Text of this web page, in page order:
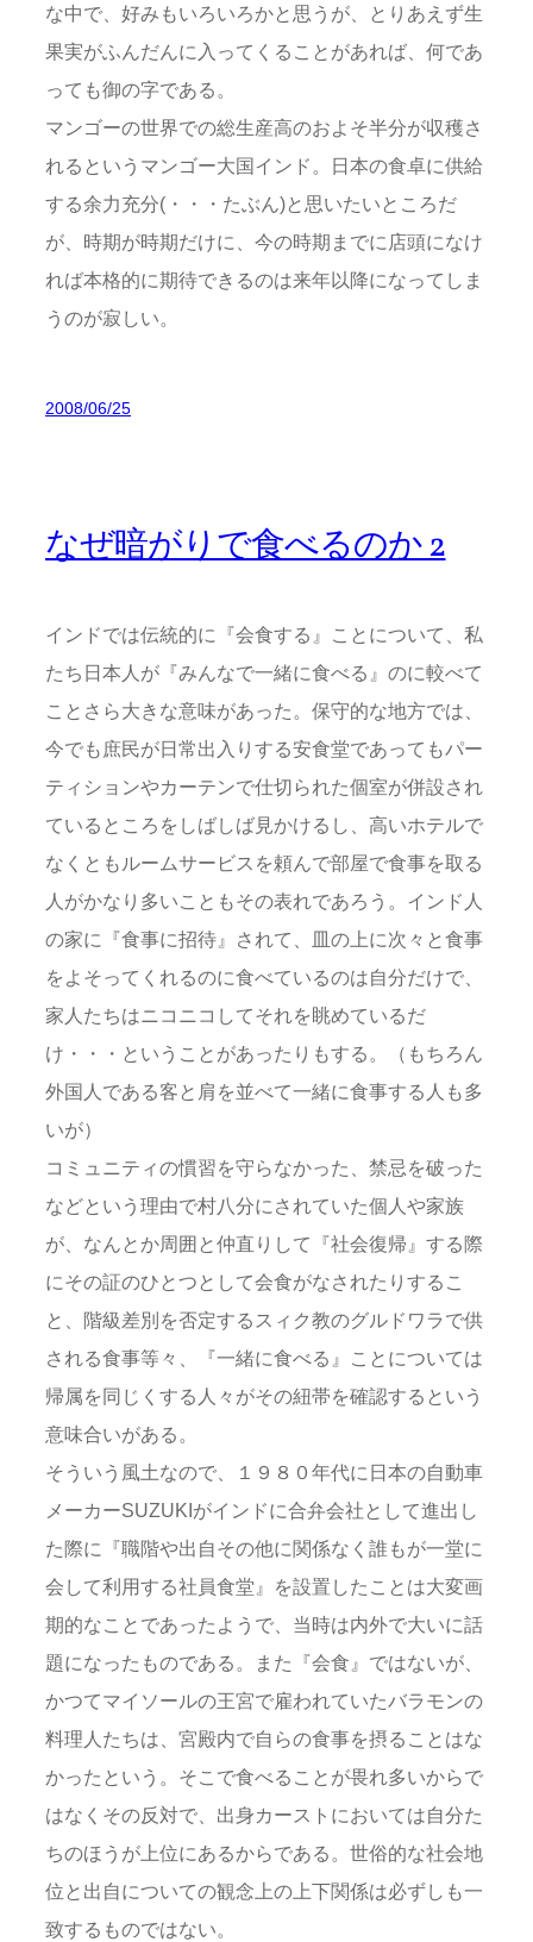
な中で、好みもいろいろかと思うが、とりあえず生
果実がふんだんに入ってくることがあれば、何であ
っても御の字である。
マンゴーの世界での総生産高のおよそ半分が収穫さ
れるというマンゴー大国インド。日本の食卓に供給
する余力充分(・・・たぶん)と思いたいところだ
が、時期が時期だけに、今の時期までに店頭になけ
れば本格的に期待できるのは来年以降になってしま
うのが寂しい。
2008/06/25
なぜ暗がりで食べるのか 2
インドでは伝統的に『会食する』ことについて、私
たち日本人が『みんなで一緒に食べる』のに較べて
ことさら大きな意味があった。保守的な地方では、
今でも庶民が日常出入りする安食堂であってもパー
ティションやカーテンで仕切られた個室が併設され
ているところをしばしば見かけるし、高いホテルで
なくともルームサービスを頼んで部屋で食事を取る
人がかなり多いこともその表れであろう。インド人
の家に『食事に招待』されて、皿の上に次々と食事
をよそってくれるのに食べているのは自分だけで、
家人たちはニコニコしてそれを眺めているだ
け・・・ということがあったりもする。（もちろん
外国人である客と肩を並べて一緒に食事する人も多
いが）
コミュニティの慣習を守らなかった、禁忌を破った
などという理由で村八分にされていた個人や家族
が、なんとか周囲と仲直りして『社会復帰』する際
にその証のひとつとして会食がなされたりするこ
と、階級差別を否定するスィク教のグルドワラで供
される食事等々、『一緒に食べる』ことについては
帰属を同じくする人々がその紐帯を確認するという
意味合いがある。
そういう風土なので、１９８０年代に日本の自動車
メーカーSUZUKIがインドに合弁会社として進出し
た際に『職階や出自その他に関係なく誰もが一堂に
会して利用する社員食堂』を設置したことは大変画
期的なことであったようで、当時は内外で大いに話
題になったものである。また『会食』ではないが、
かつてマイソールの王宮で雇われていたバラモンの
料理人たちは、宮殿内で自らの食事を摂ることはな
かったという。そこで食べることが畏れ多いからで
はなくその反対で、出身カーストにおいては自分た
ちのほうが上位にあるからである。世俗的な社会地
位と出自についての観念上の上下関係は必ずしも一
致するものではない。